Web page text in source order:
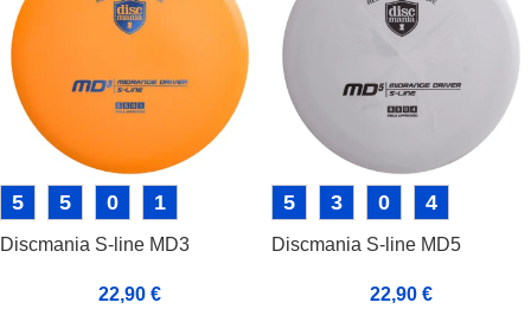
5 5 0 1
Discmania S-line MD3
22,90 €
5 3 0 4
Discmania S-line MD5
22,90 €